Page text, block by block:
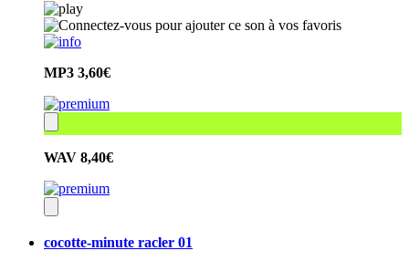
MP3 3,60€
WAV 8,40€
cocotte-minute racler 01